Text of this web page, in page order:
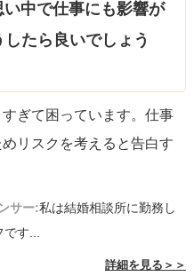
中で仕事にも影響が
たら良いでしょう
ぎて困っています。仕事
リスクを考えると告白す
サー:私は結婚相談所に勤務し
です...
詳細を見る＞＞